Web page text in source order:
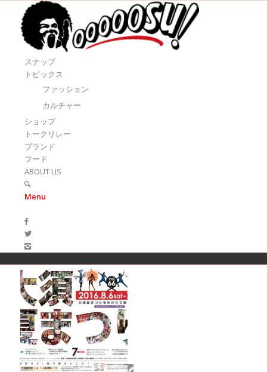
スナップ
トピックス
ファッション
カルチャー
ショップ
トークリレー
ブランド
フード
ABOUT US
Menu